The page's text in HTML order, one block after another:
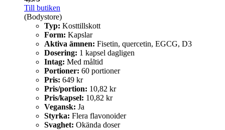
Till butiken
(Bodystore)
Typ: Kosttillskott
Form: Kapslar
Aktiva ämnen: Fisetin, quercetin, EGCG, D3
Dosering: 1 kapsel dagligen
Intag: Med måltid
Portioner: 60 portioner
Pris: 649 kr
Pris/portion: 10,82 kr
Pris/kapsel: 10,82 kr
Vegansk: Ja
Styrka: Flera flavonoider
Svaghet: Okända doser